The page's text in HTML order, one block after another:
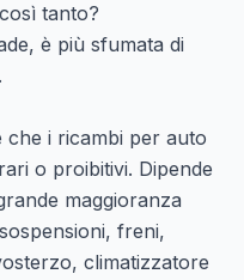
tanto?
è più sfumata di
che i ricambi per auto
o proibitivi. Dipende
maggioranza
freni,
climatizzatore